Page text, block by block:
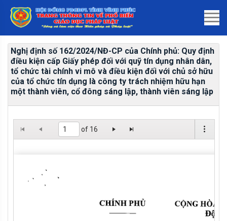
Nghị định số 162/2024/NĐ-CP của Chính phủ: Quy định
điều kiện cấp Giấy phép đối với quỹ tín dụng nhân dân,
tổ chức tài chính vi mô và điều kiện đối với chủ sở hữu
của tổ chức tín dụng là công ty trách nhiệm hữu hạn
một thành viên, cổ đông sáng lập, thành viên sáng lập
of 16